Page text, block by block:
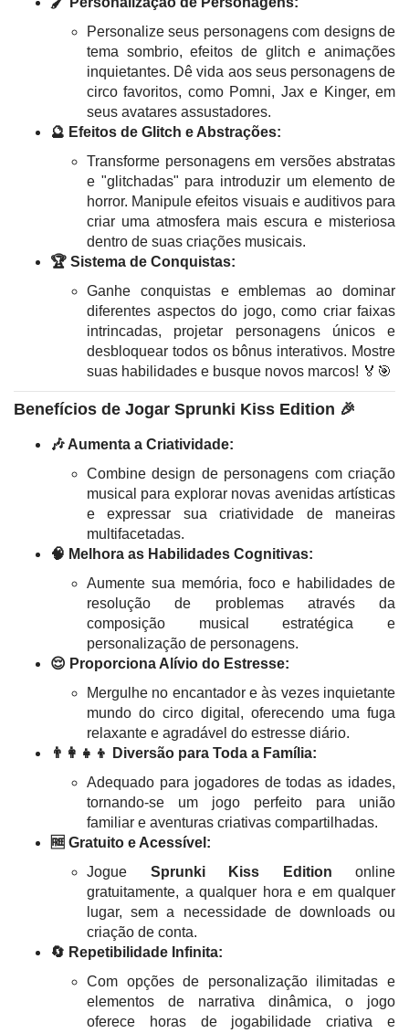
Personalize seus personagens com designs de
tema sombrio, efeitos de glitch e animações
inquietantes. Dê vida aos seus personagens de
circo favoritos, como Pomni, Jax e Kinger, em
seus avatares assustadores.
🔮 Efeitos de Glitch e Abstrações:
Transforme personagens em versões abstratas
e "glitchadas" para introduzir um elemento de
horror. Manipule efeitos visuais e auditivos para
criar uma atmosfera mais escura e misteriosa
dentro de suas criações musicais.
🏆 Sistema de Conquistas:
Ganhe conquistas e emblemas ao dominar
diferentes aspectos do jogo, como criar faixas
intrincadas, projetar personagens únicos e
desbloquear todos os bônus interativos. Mostre
suas habilidades e busque novos marcos! 🏅🎯
Benefícios de Jogar Sprunki Kiss Edition 🎉
🎶 Aumenta a Criatividade:
Combine design de personagens com criação
musical para explorar novas avenidas artísticas
e expressar sua criatividade de maneiras
multifacetadas.
🧠 Melhora as Habilidades Cognitivas:
Aumente sua memória, foco e habilidades de
resolução de problemas através da
composição musical estratégica e
personalização de personagens.
😌 Proporciona Alívio do Estresse:
Mergulhe no encantador e às vezes inquietante
mundo do circo digital, oferecendo uma fuga
relaxante e agradável do estresse diário.
👨‍👩‍👧‍👦 Diversão para Toda a Família:
Adequado para jogadores de todas as idades,
tornando-se um jogo perfeito para união
familiar e aventuras criativas compartilhadas.
🆓 Gratuito e Acessível:
Jogue Sprunki Kiss Edition online
gratuitamente, a qualquer hora e em qualquer
lugar, sem a necessidade de downloads ou
criação de conta.
🔄 Repetibilidade Infinita:
Com opções de personalização ilimitadas e
elementos de narrativa dinâmica, o jogo
oferece horas de jogabilidade criativa e